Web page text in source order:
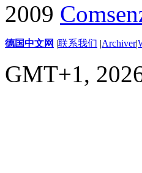
2009
德国中文网 |联系我们 |Archiver|
GMT+1,